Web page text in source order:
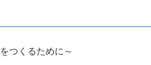
つくるために～